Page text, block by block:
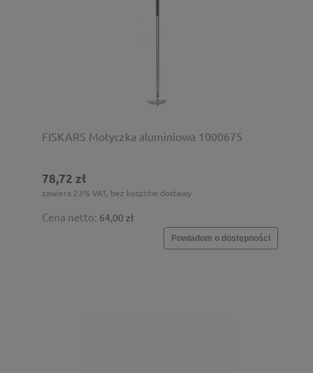
FISKARS Motyczka aluminiowa 1000675
78,72 zł
zawiera 23% VAT, bez kosztów dostawy
Cena netto: 64,00 zł
Powiadom o dostępności